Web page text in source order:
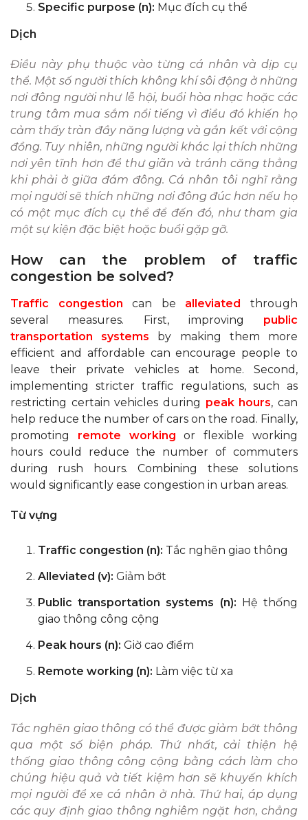
Specific purpose (n): Mục đích cụ thể
Dịch
Điều này phụ thuộc vào từng cá nhân và dịp cụ
thể. Một số người thích không khí sôi động ở những
nơi đông người như lễ hội, buổi hòa nhạc hoặc các
trung tâm mua sắm nổi tiếng vì điều đó khiến họ
cảm thấy tràn đầy năng lượng và gắn kết với cộng
đồng. Tuy nhiên, những người khác lại thích những
nơi yên tĩnh hơn để thư giãn và tránh căng thẳng
khi phải ở giữa đám đông. Cá nhân tôi nghĩ rằng
mọi người sẽ thích những nơi đông đúc hơn nếu họ
có một mục đích cụ thể để đến đó, như tham gia
một sự kiện đặc biệt hoặc buổi gặp gỡ.
How can the problem of traffic
congestion be solved?
Traffic congestion can be alleviated
through
several measures. First, improving public
transportation systems by making them more
efficient and affordable can encourage people to
leave their private vehicles at home. Second,
implementing stricter traffic regulations, such as
restricting certain vehicles during peak hours, can
help reduce the number of cars on the road. Finally,
promoting remote working or flexible working
hours could reduce the number of commuters
during rush hours. Combining these solutions
would significantly ease congestion in urban areas.
Từ vựng
Traffic congestion (n): Tắc nghẽn giao thông
Alleviated (v): Giảm bớt
Public transportation systems (n): Hệ thống
giao thông công cộng
Peak hours (n): Giờ cao điểm
Remote working (n): Làm việc từ xa
Dịch
Tắc nghẽn giao thông có thể được giảm bớt thông
qua một số biện pháp. Thứ nhất, cải thiện hệ
thống giao thông công cộng bằng cách làm cho
chúng hiệu quả và tiết kiệm hơn sẽ khuyến khích
mọi người để xe cá nhân ở nhà. Thứ hai, áp dụng
các quy định giao thông nghiêm ngặt hơn, chẳng